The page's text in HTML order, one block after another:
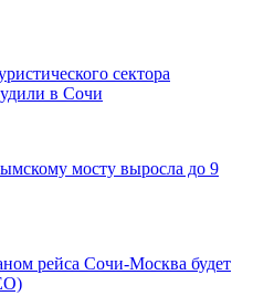
сектора
в Сочи
мосту выросла до 9
рейса Сочи-Москва будет